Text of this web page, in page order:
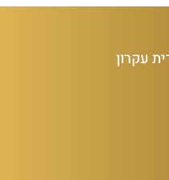
עקרון